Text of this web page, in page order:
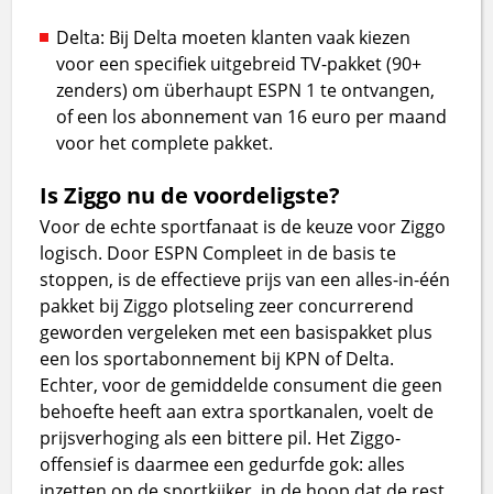
Delta: Bij Delta moeten klanten vaak kiezen
voor een specifiek uitgebreid TV-pakket (90+
zenders) om überhaupt ESPN 1 te ontvangen,
of een los abonnement van 16 euro per maand
voor het complete pakket.
Is Ziggo nu de voordeligste?
Voor de echte sportfanaat is de keuze voor Ziggo
logisch. Door ESPN Compleet in de basis te
stoppen, is de effectieve prijs van een alles-in-één
pakket bij Ziggo plotseling zeer concurrerend
geworden vergeleken met een basispakket plus
een los sportabonnement bij KPN of Delta.
Echter, voor de gemiddelde consument die geen
behoefte heeft aan extra sportkanalen, voelt de
prijsverhoging als een bittere pil. Het Ziggo-
offensief is daarmee een gedurfde gok: alles